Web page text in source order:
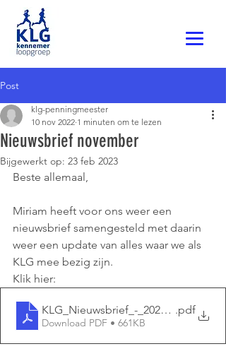
Post
Nieuwsbrief november
klg-penningmeester
10 nov 2022 1 minuten om te lezen
Bijgewerkt op: 23 feb 2023
Beste allemaal,
Miriam heeft voor ons weer een
nieuwsbrief samengesteld met daarin
weer een update van alles waar we als
KLG mee bezig zijn.
Klik hier:
KLG_Nieuwsbrief_-_2022-11-06
.pdf
Download PDF • 661KB